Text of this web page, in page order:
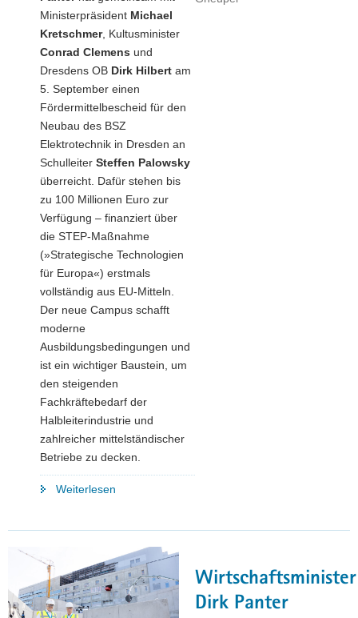
Ministerpräsident Michael
Kretschmer, Kultusminister
Conrad Clemens und
Dresdens OB Dirk Hilbert am
5. September einen
Fördermittelbescheid für den
Neubau des BSZ
Elektrotechnik in Dresden an
Schulleiter Steffen Palowsky
überreicht. Dafür stehen bis
zu 100 Millionen Euro zur
Verfügung – finanziert über
die STEP-Maßnahme
(»Strategische Technologien
für Europa«) erstmals
vollständig aus EU-Mitteln.
Der neue Campus schafft
moderne
Ausbildungsbedingungen und
ist ein wichtiger Baustein, um
den steigenden
Fachkräftebedarf der
Halbleiterindustrie und
zahlreicher mittelständischer
Betriebe zu decken.
Weiterlesen
100
Millionen
für
Wirtschaftsminister
Dirk Panter